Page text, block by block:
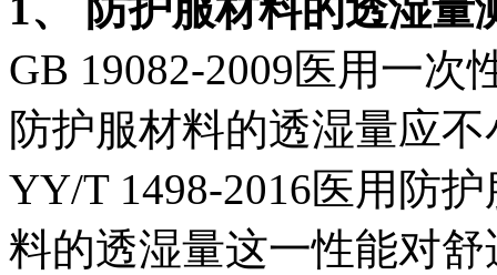
1、 防护服材料的透湿量
GB 19082-2009医用一
防护服材料的透湿量应不
YY/T 1498-2016医用防
料的透湿量这一性能对